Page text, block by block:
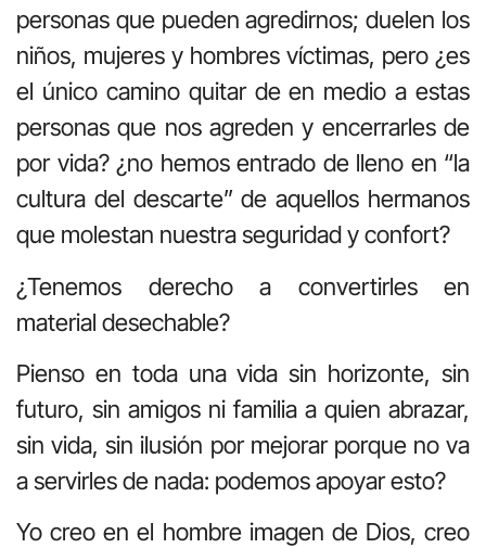
personas que pueden agredirnos; duelen los
niños, mujeres y hombres víctimas, pero ¿es
el único camino quitar de en medio a estas
personas que nos agreden y encerrarles de
por vida? ¿no hemos entrado de lleno en “la
cultura del descarte” de aquellos hermanos
que molestan nuestra seguridad y confort?
¿Tenemos derecho a convertirles en
material desechable?
Pienso en toda una vida sin horizonte, sin
futuro, sin amigos ni familia a quien abrazar,
sin vida, sin ilusión por mejorar porque no va
a servirles de nada: podemos apoyar esto?
Yo creo en el hombre imagen de Dios, creo